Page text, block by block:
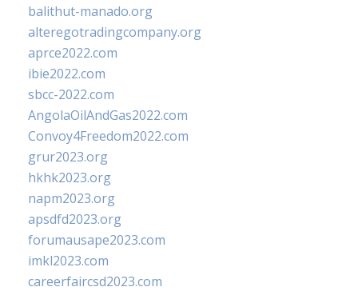
balithut-manado.org
alteregotradingcompany.org
aprce2022.com
ibie2022.com
sbcc-2022.com
AngolaOilAndGas2022.com
Convoy4Freedom2022.com
grur2023.org
hkhk2023.org
napm2023.org
apsdfd2023.org
forumausape2023.com
imkl2023.com
careerfaircsd2023.com